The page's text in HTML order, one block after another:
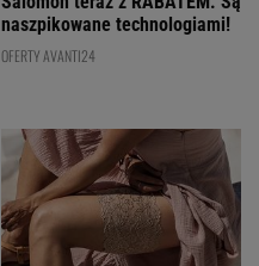
naszpikowane technologiami!
OFERTY AVANTI24